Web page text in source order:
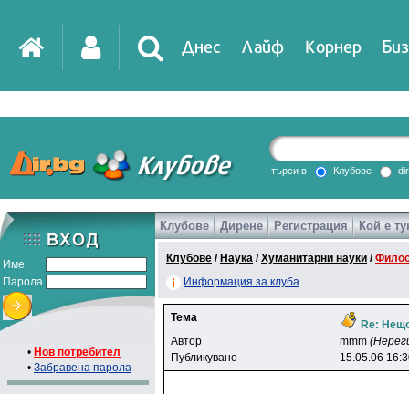
Днес Лайф Корнер
DirTV Impressio
Games
търси в Клубове
Име
Парола
• Нов потребител
• Забравена парола
Клубове Дирене Регистрация Кой е
Клубове / Наука /Хуманитарни науки /
Информация за клуба
Тема
Re:
Автор
mmm
Публикувано
15.05.06